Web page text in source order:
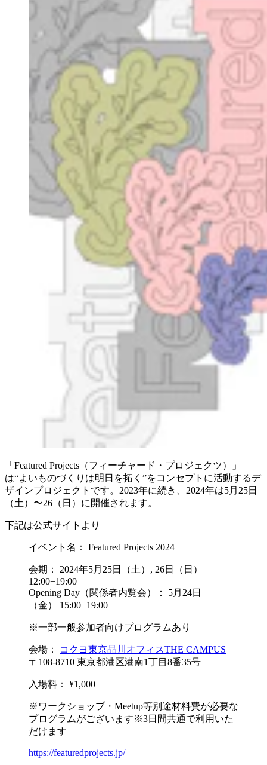
「Featured Projects（フィーチャード・プロジェクツ）」
は“よいものづくりは明日を拓く”をコンセプトに活動するデ
ザインプロジェクトです。2023年に続き、2024年は5月25日
（土）〜26（日）に開催されます。
下記は公式サイトより
イベント名： Featured Projects 2024
会期： 2024年5月25日（土）, 26日（日）
12:00−19:00
Opening Day（関係者内覧会）： 5月24日
（金） 15:00−19:00
※一部一般参加者向けプログラムあり
会場：
コクヨ東京品川オフィスTHE CAMPUS
〒108-8710 東京都港区港南1丁目8番35号
入場料： ¥1,000
※ワークショップ・Meetup等別途材料費が必要な
プログラムがございます※3日間共通で利用いた
だけます
https://featuredprojects.jp/